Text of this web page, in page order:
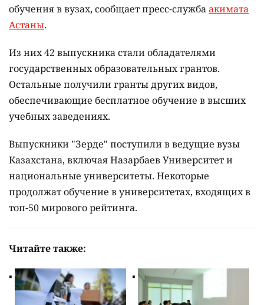
обучения в вузах, сообщает пресс-службаакимата
Астаны.
Из них 42 выпускника стали обладателями
государственных образовательных грантов.
Остальные получили гранты других видов,
обеспечивающие бесплатное обучение в высших
учебных заведениях.
Выпускники "Зерде" поступили в ведущие вузы
Казахстана, включая Назарбаев Университет и
национальные университеты. Некоторые
продолжат обучение в университетах, входящих в
топ-50 мирового рейтинга.
Читайте также: